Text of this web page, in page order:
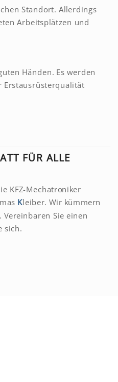
Standort. Allerdings
Arbeitsplätzen und
Händen. Es werden
Erstausrüsterqualität
FÜR ALLE
KFZ-Mechatroniker
Kleiber. Wir kümmern
Sie einen
sich.